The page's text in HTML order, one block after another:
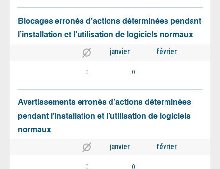
Blocages erronés d’actions déterminées pendant
l’installation et l’utilisation de logiciels normaux
janvier février
0 0
Avertissements erronés d’actions déterminées
pendant l’installation et l’utilisation de logiciels
normaux
janvier février
0 0